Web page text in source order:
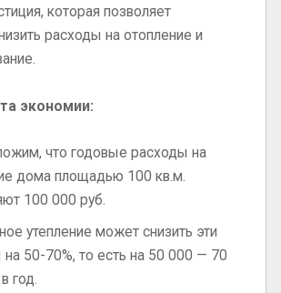
которая позволяет
расходы на отопление и
экономии:
что годовые расходы на
дома площадью 100 кв.м.
100 000 руб.
утепление может снизить эти
50-70%, то есть на 50 000 — 70
год.